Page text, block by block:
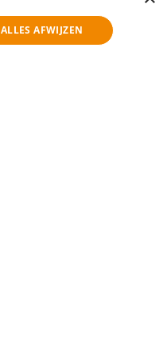
ALLES AFWIJZEN